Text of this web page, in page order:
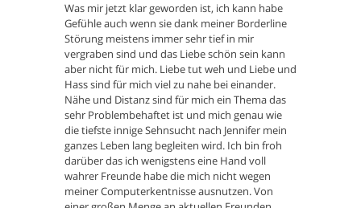
Was mir jetzt klar geworden ist, ich kann habe
Gefühle auch wenn sie dank meiner Borderline
Störung meistens immer sehr tief in mir
vergraben sind und das Liebe schön sein kann
aber nicht für mich. Liebe tut weh und Liebe und
Hass sind für mich viel zu nahe bei einander.
Nähe und Distanz sind für mich ein Thema das
sehr Problembehaftet ist und mich genau wie
die tiefste innige Sehnsucht nach Jennifer mein
ganzes Leben lang begleiten wird. Ich bin froh
darüber das ich wenigstens eine Hand voll
wahrer Freunde habe die mich nicht wegen
meiner Computerkentnisse ausnutzen. Von